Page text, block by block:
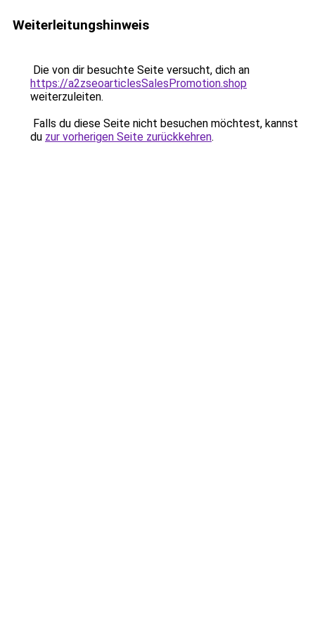
Weiterleitungshinweis
Die von dir besuchte Seite versucht, dich an
https://a2zseoarticlesSalesPromotion.shop
weiterzuleiten.
Falls du diese Seite nicht besuchen möchtest, kannst
du zur vorherigen Seite zurückkehren.